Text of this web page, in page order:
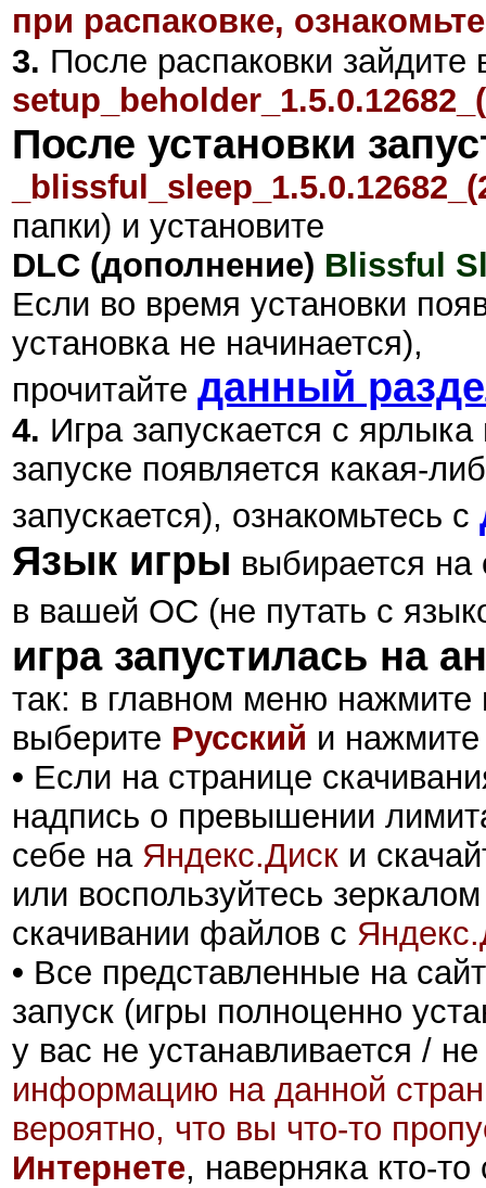
при распаковке,
3. После распаковки зайдите
После установки
папки) и установите
DLC (дополнение) Blissful
Если во время установки
установка не начинается),
прочитайте данный
4. Игра запускается с
запуске появляется какая-
запускается), ознакомьтесь с
Язык игры выбирается на
в вашей ОС (не путать с
игра запустилась на
так: в главном меню
выберите Русский и
• Если на странице
надпись о превышении
себе на Яндекс.Диск и
или воспользуйтесь
скачивании файлов с
• Все представленные на
запуск (игры полноценно
у вас не устанавливается /
информацию на данной
вероятно, что вы что-то
Интернете, наверняка кто-